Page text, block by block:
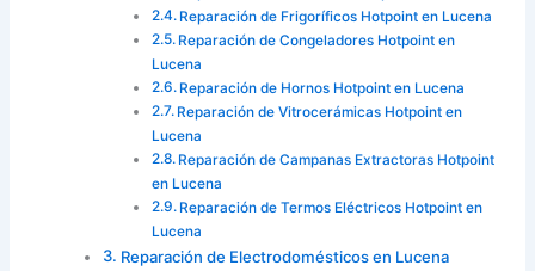
Reparación de Frigoríficos Hotpoint en Lucena
Reparación de Congeladores Hotpoint en
Lucena
Reparación de Hornos Hotpoint en Lucena
Reparación de Vitrocerámicas Hotpoint en
Lucena
Reparación de Campanas Extractoras Hotpoint
en Lucena
Reparación de Termos Eléctricos Hotpoint en
Lucena
Reparación de Electrodomésticos en Lucena